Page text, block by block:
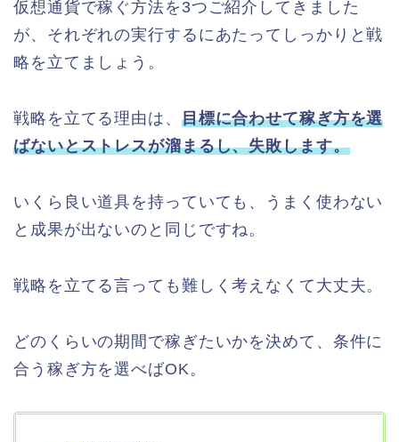
仮想通貨で稼ぐ方法を3つご紹介してきました
が、それぞれの実行するにあたってしっかりと戦
略を立てましょう。
戦略を立てる理由は、 目標に合わせて稼ぎ方を選
ばないとストレスが溜まるし、失敗します。
いくら良い道具を持っていても、うまく使わない
と成果が出ないのと同じですね。
戦略を立てる言っても難しく考えなくて大丈夫。
どのくらいの期間で稼ぎたいかを決めて、条件に
合う稼ぎ方を選べばOK。